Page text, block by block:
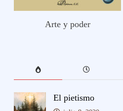
Arte y poder
El pietismo